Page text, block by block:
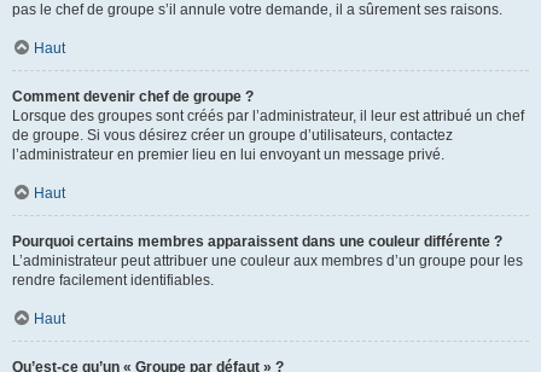
pas le chef de groupe s’il annule votre demande, il a sûrement ses raisons.
Haut
Comment devenir chef de groupe ?
Lorsque des groupes sont créés par l’administrateur, il leur est attribué un chef
de groupe. Si vous désirez créer un groupe d’utilisateurs, contactez
l’administrateur en premier lieu en lui envoyant un message privé.
Haut
Pourquoi certains membres apparaissent dans une couleur différente ?
L’administrateur peut attribuer une couleur aux membres d’un groupe pour les
rendre facilement identifiables.
Haut
Qu’est-ce qu’un « Groupe par défaut » ?